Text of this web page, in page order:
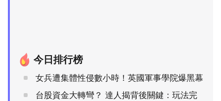
今日排行榜
女兵遭集體性侵數小時！英國軍事學院爆黑幕
台股資金大轉彎？ 達人揭背後關鍵：玩法完